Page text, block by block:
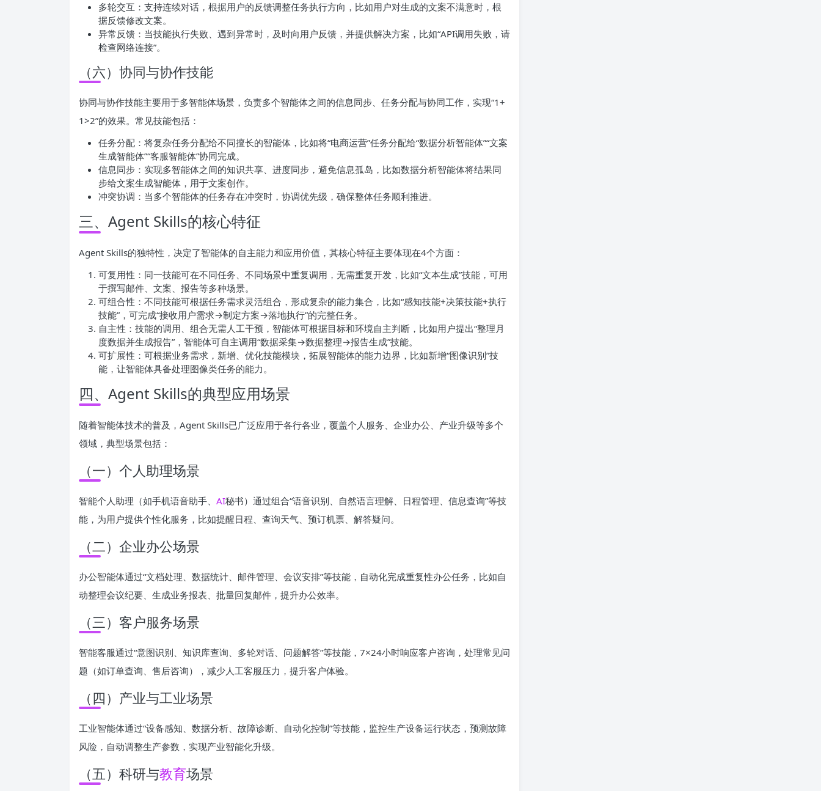
多轮交互：支持连续对话，根据用户的反馈调整任务执行方向，比如用户对生成的文案不满意时，根
据反馈修改文案。
异常反馈：当技能执行失败、遇到异常时，及时向用户反馈，并提供解决方案，比如“API调用失败，请
检查网络连接”。
（六）协同与协作技能
协同与协作技能主要用于多智能体场景，负责多个智能体之间的信息同步、任务分配与协同工作，实现“1+
1>2”的效果。常见技能包括：
任务分配：将复杂任务分配给不同擅长的智能体，比如将“电商运营”任务分配给“数据分析智能体”“文案
生成智能体”“客服智能体”协同完成。
信息同步：实现多智能体之间的知识共享、进度同步，避免信息孤岛，比如数据分析智能体将结果同
步给文案生成智能体，用于文案创作。
冲突协调：当多个智能体的任务存在冲突时，协调优先级，确保整体任务顺利推进。
三、Agent Skills的核心特征
Agent Skills的独特性，决定了智能体的自主能力和应用价值，其核心特征主要体现在4个方面：
可复用性：同一技能可在不同任务、不同场景中重复调用，无需重复开发，比如“文本生成”技能，可用
于撰写邮件、文案、报告等多种场景。
可组合性：不同技能可根据任务需求灵活组合，形成复杂的能力集合，比如“感知技能+决策技能+执行
技能”，可完成“接收用户需求→制定方案→落地执行”的完整任务。
自主性：技能的调用、组合无需人工干预，智能体可根据目标和环境自主判断，比如用户提出“整理月
度数据并生成报告”，智能体可自主调用“数据采集→数据整理→报告生成”技能。
可扩展性：可根据业务需求，新增、优化技能模块，拓展智能体的能力边界，比如新增“图像识别”技
能，让智能体具备处理图像类任务的能力。
四、Agent Skills的典型应用场景
随着智能体技术的普及，Agent Skills已广泛应用于各行各业，覆盖个人服务、企业办公、产业升级等多个
领域，典型场景包括：
（一）个人助理场景
智能个人助理（如手机语音助手、 AI秘书）通过组合“语音识别、自然语言理解、日程管理、信息查询”等技
能，为用户提供个性化服务，比如提醒日程、查询天气、预订机票、解答疑问。
（二）企业办公场景
办公智能体通过“文档处理、数据统计、邮件管理、会议安排”等技能，自动化完成重复性办公任务，比如自
动整理会议纪要、生成业务报表、批量回复邮件，提升办公效率。
（三）客户服务场景
智能客服通过“意图识别、知识库查询、多轮对话、问题解答”等技能，7×24小时响应客户咨询，处理常见问
题（如订单查询、售后咨询），减少人工客服压力，提升客户体验。
（四）产业与工业场景
工业智能体通过“设备感知、数据分析、故障诊断、自动化控制”等技能，监控生产设备运行状态，预测故障
风险，自动调整生产参数，实现产业智能化升级。
（五）科研与教育场景